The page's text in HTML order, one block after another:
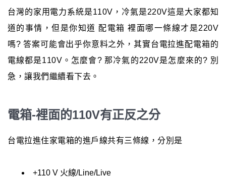
台灣的家用電力系統是110V，冷氣是220V這是大家都知
道的事情，但是你知道 配電箱 裡面哪一條線才是220V
嗎? 答案可能會出乎你意料之外，其實台電拉進配電箱的
電線都是110V。怎麼會? 那冷氣的220V是怎麼來的? 別
急，讓我們繼續看下去。
電箱-裡面的110V有正反之分
台電拉進住家電箱的進戶線共有三條線，分別是
+110 V 火線/Line/Live